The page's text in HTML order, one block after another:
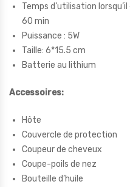
Temps d’utilisation
60 min
Puissance : 5W
Taille: 6*15.5 cm
Batterie au lithium
Accessoires:
Hôte
Couvercle de protection
Coupeur de cheveux
Coupe-poils de nez
Bouteille d’huile